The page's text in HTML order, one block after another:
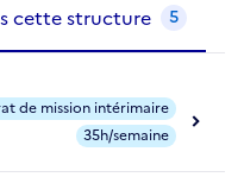
cette structure 5
de mission intérimaire
35h/semaine